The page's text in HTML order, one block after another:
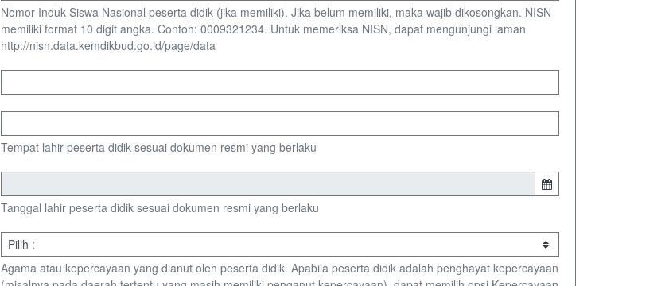
Nomor Induk Siswa Nasional peserta didik (jika memiliki). Jika belum memiliki, maka wajib dikosongkan. NISN
memiliki format 10 digit angka. Contoh: 0009321234. Untuk memeriksa NISN, dapat mengunjungi laman
http://nisn.data.kemdikbud.go.id/page/data
Tempat lahir peserta didik sesuai dokumen resmi yang berlaku
Tanggal lahir peserta didik sesuai dokumen resmi yang berlaku
Agama atau kepercayaan yang dianut oleh peserta didik. Apabila peserta didik adalah penghayat kepercayaan